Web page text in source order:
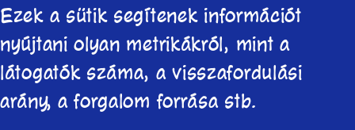
Ezek a sütik segítenek információt
nyújtani olyan metrikákról, mint a
látogatók száma, a visszafordulási
arány, a forgalom forrása stb.